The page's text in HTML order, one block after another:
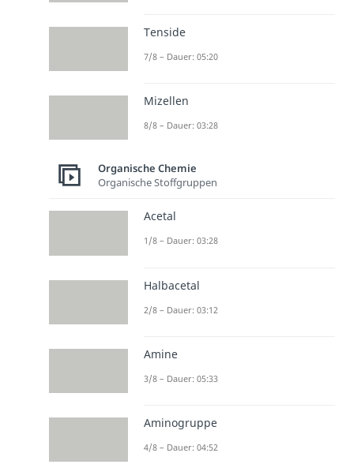
Tenside
7/8 – Dauer: 05:20
Mizellen
8/8 – Dauer: 03:28
Organische Chemie
Organische Stoffgruppen
Acetal
1/8 – Dauer: 03:28
Halbacetal
2/8 – Dauer: 03:12
Amine
3/8 – Dauer: 05:33
Aminogruppe
4/8 – Dauer: 04:52